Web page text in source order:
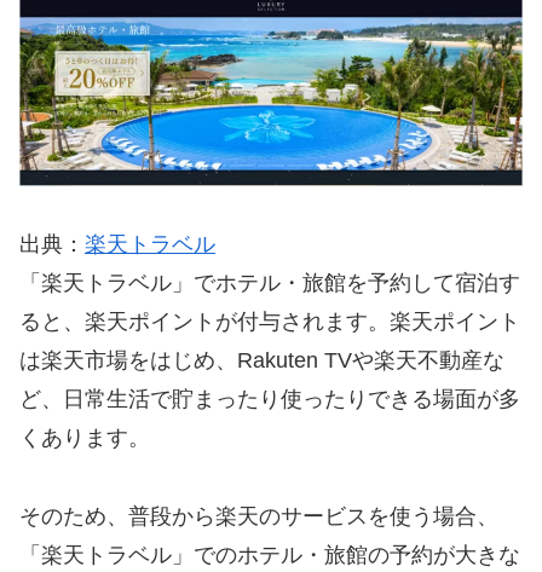
出典： 楽天トラベル
「楽天トラベル」でホテル・旅館を予約して宿泊す
ると、楽天ポイントが付与されます。楽天ポイント
は楽天市場をはじめ、Rakuten TVや楽天不動産な
ど、日常生活で貯まったり使ったりできる場面が多
くあります。
そのため、普段から楽天のサービスを使う場合、
「楽天トラベル」でのホテル・旅館の予約が大きな